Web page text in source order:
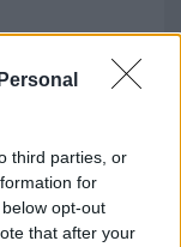
third parties, or
for
opt-out
that after your
Sardegna
foto
+39